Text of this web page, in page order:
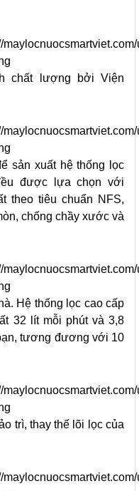
chất lượng bởi Viện
sản xuất hệ thống lọc
được lựa chọn với
theo tiêu chuẩn NFS,
chống chầy xước và
Hệ thống lọc cao cấp
32 lít mỗi phút và 3,8
tương đương với 10
trì, thay thế lõi lọc của